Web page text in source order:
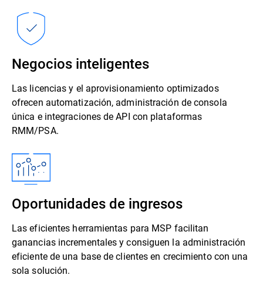
Negocios inteligentes
Las licencias y el aprovisionamiento optimizados
ofrecen automatización, administración de consola
única e integraciones de API con plataformas
RMM/PSA.
Oportunidades de ingresos
Las eficientes herramientas para MSP facilitan
ganancias incrementales y consiguen la administración
eficiente de una base de clientes en crecimiento con una
sola solución.